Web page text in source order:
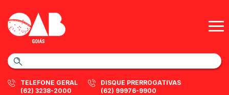
TELEFONE GERAL
(62) 3238-2000
DISQUE PRERROGATIVAS
(62) 99976-9900